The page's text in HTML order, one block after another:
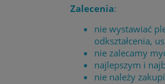
Zalecenia:
nie wystawiać
odkształcenia,
nie zalecamy
najlepszym i
nie należy